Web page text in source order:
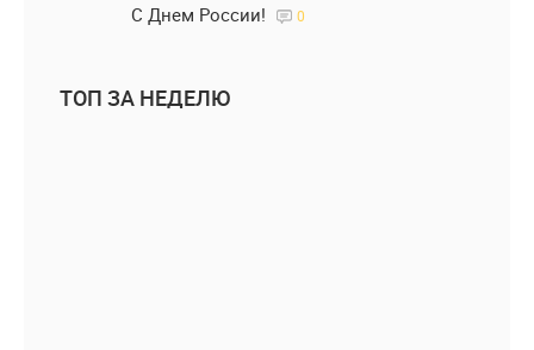
С Днем России! 0
ТОП ЗА НЕДЕЛЮ